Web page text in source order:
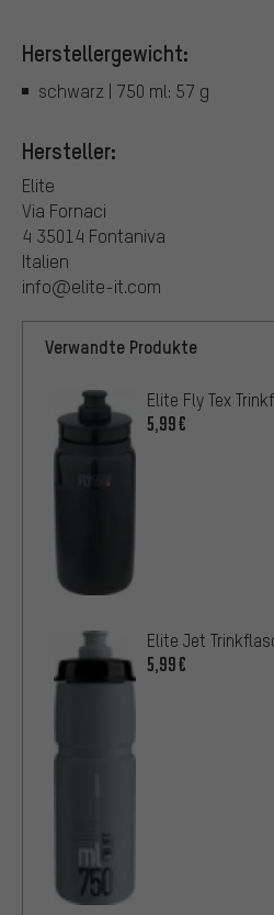
Herstellergewicht:
schwarz | 750 ml: 57 g
Hersteller:
Elite
Via Fornaci
4 35014 Fontaniva
Italien
info@elite-it.com
Verwandte Produkte
Elite Fly Tex
5,99€
Elite Jet
5,99€